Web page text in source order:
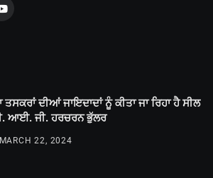
ਤਸਕਰਾਂ ਦੀਆਂ ਜਾਇਦਾਦਾਂ ਨੂੰ ਕੀਤਾ ਜਾ ਰਿਹਾ ਹੈ ਸੀਲ
ਆਈ. ਜੀ. ਹਰਚਰਨ ਭੁੱਲਰ
MARCH 22, 2024